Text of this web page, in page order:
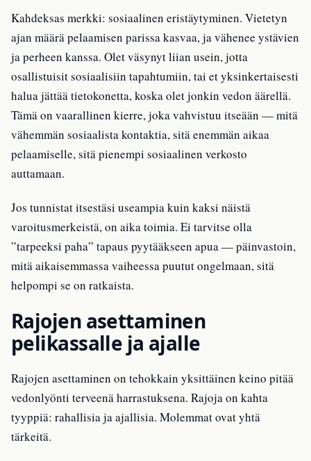
Kahdeksas merkki: sosiaalinen eristäytyminen. Vietetyn
ajan määrä pelaamisen parissa kasvaa, ja vähenee ystävien
ja perheen kanssa. Olet väsynyt liian usein, jotta
osallistuisit sosiaalisiin tapahtumiin, tai et yksinkertaisesti
halua jättää tietokonetta, koska olet jonkin vedon äärellä.
Tämä on vaarallinen kierre, joka vahvistuu itseään — mitä
vähemmän sosiaalista kontaktia, sitä enemmän aikaa
pelaamiselle, sitä pienempi sosiaalinen verkosto
auttamaan.
Jos tunnistat itsestäsi useampia kuin kaksi näistä
varoitusmerkeistä, on aika toimia. Ei tarvitse olla
”tarpeeksi paha” tapaus pyytääkseen apua — päinvastoin,
mitä aikaisemmassa vaiheessa puutut ongelmaan, sitä
helpompi se on ratkaista.
Rajojen asettaminen
pelikassalle ja ajalle
Rajojen asettaminen on tehokkain yksittäinen keino pitää
vedonlyönti terveenä harrastuksena. Rajoja on kahta
tyyppiä: rahallisia ja ajallisia. Molemmat ovat yhtä
tärkeitä.